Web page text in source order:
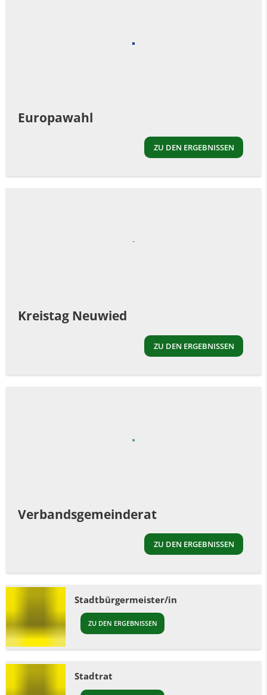
Europawahl
ZU DEN ERGEBNISSEN
Kreistag Neuwied
ZU DEN ERGEBNISSEN
Verbandsgemeinderat
ZU DEN ERGEBNISSEN
Stadtbürgermeister/in
ZU DEN ERGEBNISSEN
Stadtrat